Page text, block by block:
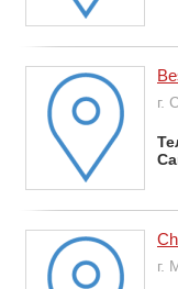
г.
г.